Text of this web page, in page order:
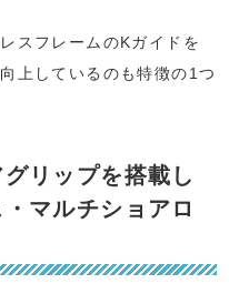
スフレームのKガイドを
上しているのも特徴の1つ
リップを搭載し
マルチショアロ